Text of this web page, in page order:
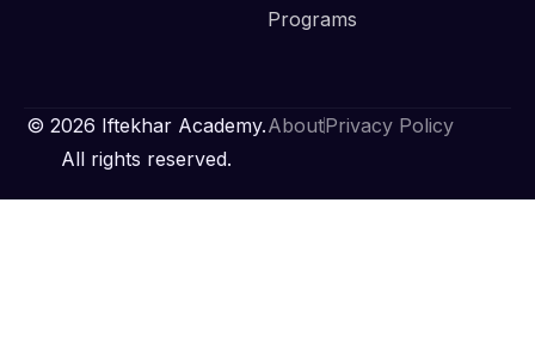
Programs
© 2026 Iftekhar Academy.
All rights reserved.
AboutPrivacy Policy